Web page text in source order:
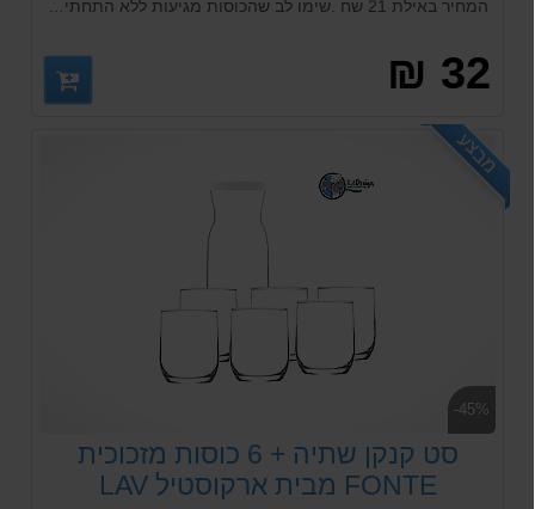
32 ₪
מבצע
-45%
סט קנקן שתיה + 6 כוסות מזכוכית
FONTE מבית ארקוסטיל LAV